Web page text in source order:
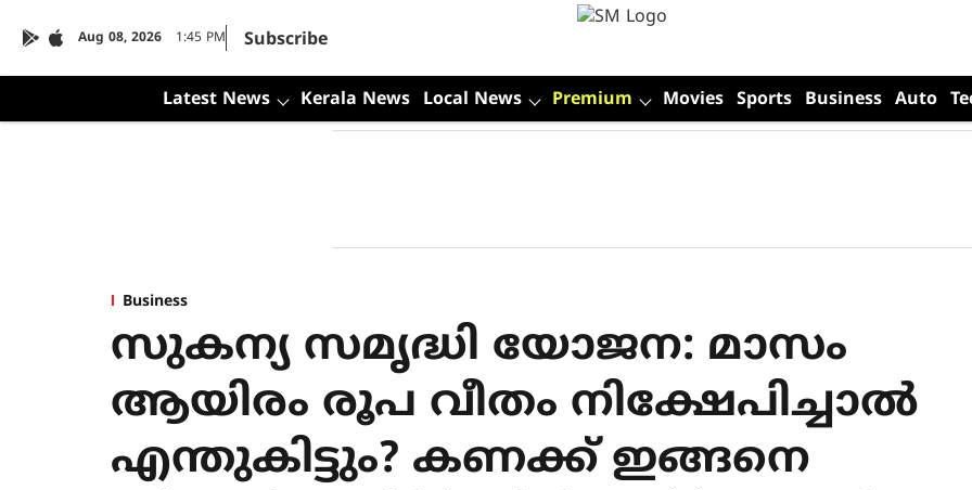
Aug 08, 2026 1:45 PM Subscribe
Latest News Kerala News Local News Premium Movies Sports Business Auto
Business
സുകന്യ സമൃദ്ധി യോജന: മാസം
ആയിരം രൂപ വീതം നിക്ഷേപിച്ചാല്‍
എന്തുകിട്ടും? കണക്ക് ഇങ്ങനെ